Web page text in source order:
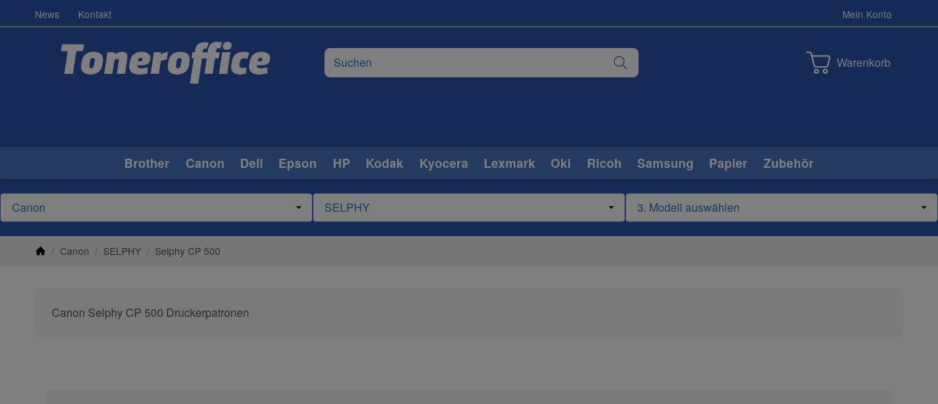
News Kontakt Mein Konto
Warenkorb
Brother Canon Dell Epson HP Kodak Kyocera Lexmark Oki Ricoh Samsung Papier Zubehör
/ Canon / SELPHY / Selphy CP 500
Canon Selphy CP 500 Druckerpatronen